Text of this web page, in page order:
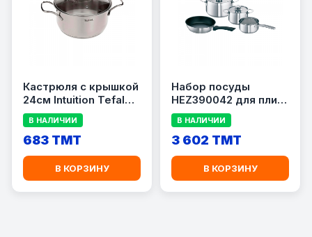
Кастрюля с крышкой
24см Intuition Tefal
B8644674
В НАЛИЧИИ
683 TMT
В КОРЗИНУ
Набор посуды
HEZ390042 для плит
Bosch
В НАЛИЧИИ
3 602 TMT
В КОРЗИНУ